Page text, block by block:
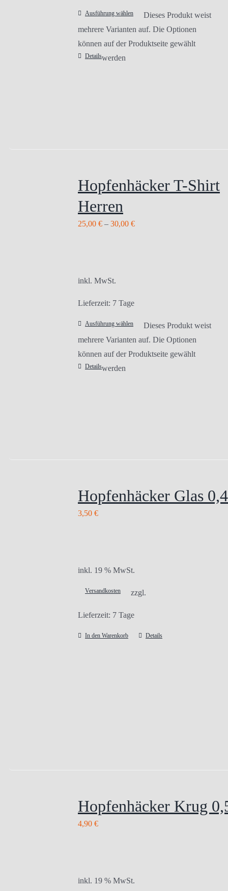
Ausführung wählen
Dieses Produkt weist
mehrere Varianten auf. Die Optionen
können auf der Produktseite gewählt
werden
Details
Hopfenhäcker T-Shirt
Herren
25,00 € – 30,00 €
inkl. MwSt.
Lieferzeit: 7 Tage
Ausführung wählen
Dieses Produkt weist
mehrere Varianten auf. Die Optionen
können auf der Produktseite gewählt
werden
Details
Hopfenhäcker Glas
3,50 €
inkl. 19 % MwSt.
zzgl.
Versandkosten
Lieferzeit: 7 Tage
In den Warenkorb Details
Hopfenhäcker Krug
4,90 €
inkl. 19 % MwSt.